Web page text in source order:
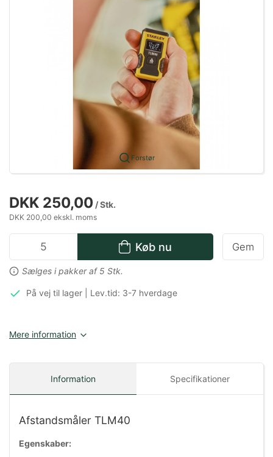
Forstør
DKK 250,00 / Stk.
DKK 200,00 ekskl. moms
Køb nu
Sælges i pakker af 5 Stk.
Gem
På vej til lager | Lev.tid: 3-7 hverdage
Mere information
Information Specifikationer
Afstandsmåler TLM40
Egenskaber: